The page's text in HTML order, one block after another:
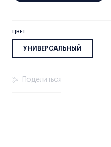
ЦВЕТ
УНИВЕРСАЛЬНЫЙ
Поделиться